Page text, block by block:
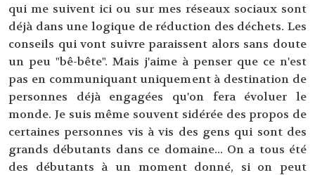
qui me suivent ici ou sur mes réseaux sociaux sont
déjà dans une logique de réduction des déchets. Les
conseils qui vont suivre paraissent alors sans doute
un peu "bê-bête". Mais j'aime à penser que ce n'est
pas en communiquant uniquement à destination de
personnes déjà engagées qu'on fera évoluer le
monde. Je suis même souvent sidérée des propos de
certaines personnes vis à vis des gens qui sont des
grands débutants dans ce domaine... On a tous été
des débutants à un moment donné, si on peut